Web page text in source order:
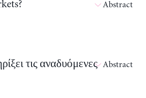
Abstract
τις αναδυόμενες Abstract